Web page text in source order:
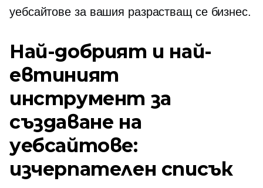
уебсайтове за вашия разрастващ се бизнес.
Най-добрият и най-
евтиният
инструмент за
създаване на
уебсайтове:
изчерпателен списък